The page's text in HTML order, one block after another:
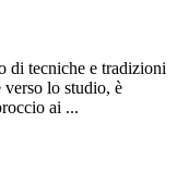
di tecniche e tradizioni
lo studio, è
ai ...